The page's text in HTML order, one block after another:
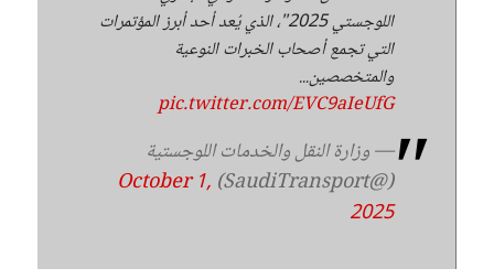
اللوجستي 2025"، الذي يُعد أحد أبرز المؤتمرات
التي تجمع أصحاب الخبرات النوعية
والمتخصصين...
pic.twitter.com/EVC9aIeUfG
— وزارة النقل والخدمات اللوجستية
(@SaudiTransport)
October 1,
2025